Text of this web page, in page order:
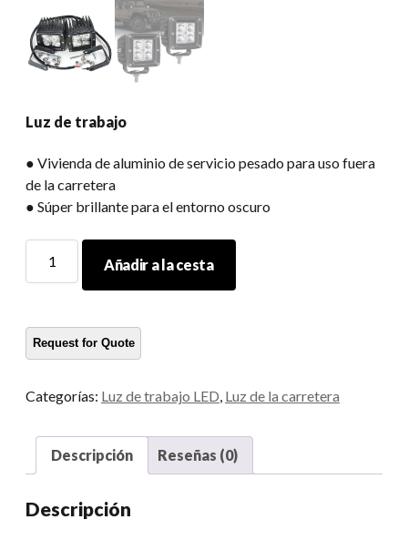
Luz de trabajo
● Vivienda de aluminio de servicio pesado para uso fuera
de la carretera
● Súper brillante para el entorno oscuro
Añadir a la cesta
Categorías: Luz de trabajo LED Luz de la carretera
Descripción Reseñas (0)
Descripción